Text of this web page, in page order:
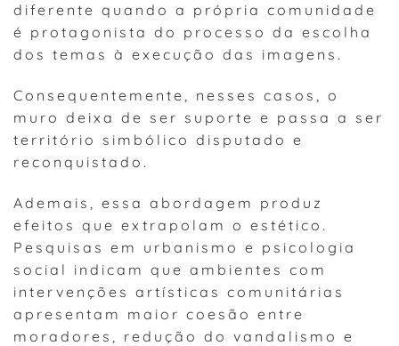
diferente quando a própria comunidade
é protagonista do processo da escolha
dos temas à execução das imagens.
Consequentemente, nesses casos, o
muro deixa de ser suporte e passa a ser
território simbólico disputado e
reconquistado.
Ademais, essa abordagem produz
efeitos que extrapolam o estético.
Pesquisas em urbanismo e psicologia
social indicam que ambientes com
intervenções artísticas comunitárias
apresentam maior coesão entre
moradores, redução do vandalismo e